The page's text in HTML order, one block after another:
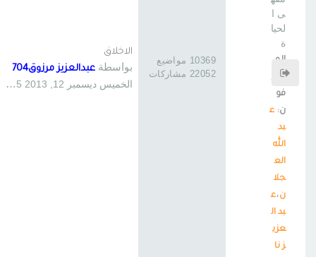
ى ا
لحيا
ة
الم
شر
فو
ن: ع
بد
الله
الع
جلا
ن،ع
بد ال
عزي
ز نا
10369 مواضيع
22052 مشاركات
الاخلاق
بواسطة عبدالعزيز مرزوق704
الخميس ديسمبر 12, 2013 12:25 pm